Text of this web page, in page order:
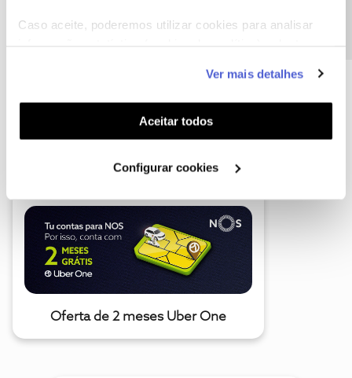
Caso aceite, poderemos utilizar cookies para analisar
funcionalidades (cookies de personalização e
funcionalidade) e adaptar anúncios aos seus interesses
(cookies de publicidade personalizada). Pode gerir a
utilização dos cookies clicando em "Configurar
Ver mais detalhes
Aceitar todos
Configurar cookies
A poupança que COMBINA
Oferta de 2 meses Uber One